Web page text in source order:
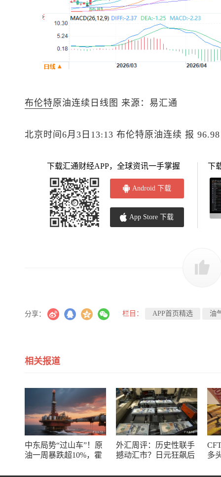
布伦特原油连续日线图 来源：易汇通
北京时间6月3日13:13 布伦特原油连续 报
下载汇通财经APP，全球资讯一手掌握
Android 下载
App Store 下载
下
分享： 栏目： APP首页精选 油
相关报道
中东局势“过山车”！原
油一周暴跌超10%，霍
变数
外汇周评：历史性联手
撼动汇市？日元狂飙后
美元刷新七周低点
多